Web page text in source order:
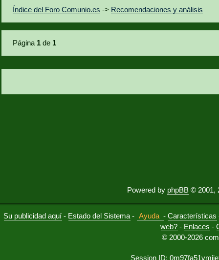
Índice del Foro Comunio.es -> Recomendaciones y análisis
Página 1 de 1
Powered by phpBB © 2001,
Su publicidad aquí - Estado del Sistema - Ayuda -Características
web? - Enlaces -
© 2000-2026
Session ID: